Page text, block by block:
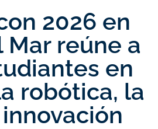
2026 en
Mar reúne a
en
robótica, la
innovación